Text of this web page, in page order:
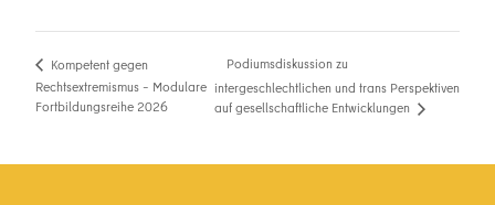
Kompetent gegen
Rechtsextremismus – Modulare
Fortbildungsreihe 2026
Podiumsdiskussion zu
intergeschlechtlichen und trans Perspektiven
auf gesellschaftliche Entwicklungen